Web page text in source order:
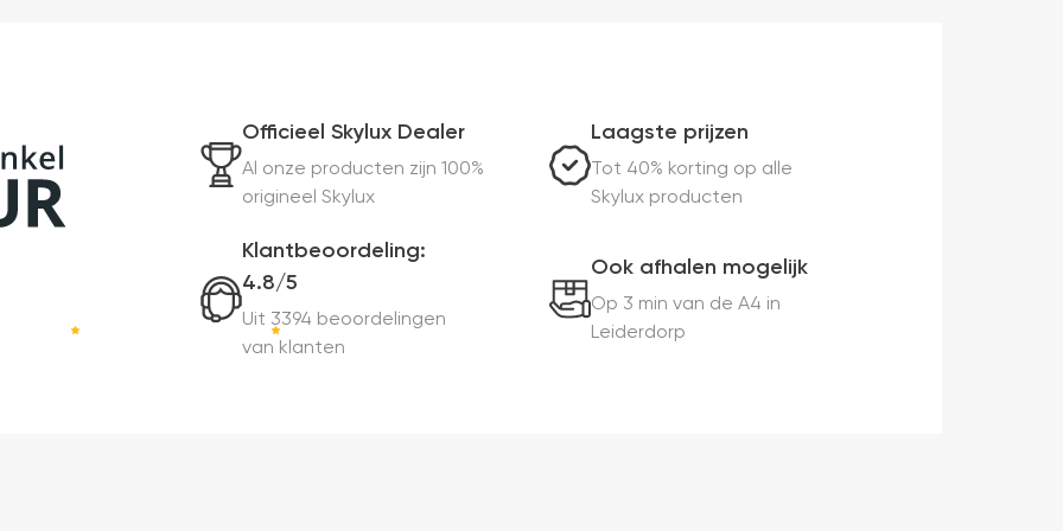
Officieel Skylux Dealer
Al onze producten zijn 100%
origineel Skylux
Laagste prijzen
Tot 40% korting op alle
Skylux producten
Klantbeoordeling:
4.8/5
Uit 3394 beoordelingen
van klanten
Ook afhalen mogelijk
Op 3 min van de A4 in
Leiderdorp